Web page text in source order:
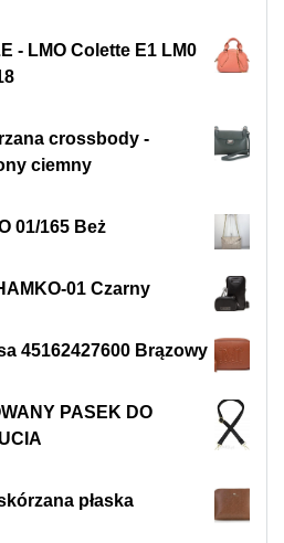
- LMO Colette E1 LM0
crossbody -
ciemny
01/165 Beż
01 Czarny
45162427600 Brązowy
PASEK DO
płaska